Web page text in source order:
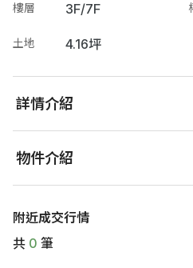
樓層 3F/7F
土地 4.16坪
詳情介紹
物件介紹
附近成交行情
共 0 筆